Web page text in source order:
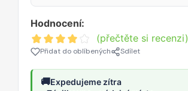
Hodnocení:
(přečtěte si recenzi)
Přidat do oblíbených Sdílet
🚚Expedujeme zítra